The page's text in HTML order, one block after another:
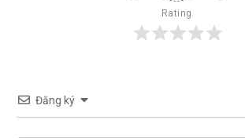
Rating
Đăng ký